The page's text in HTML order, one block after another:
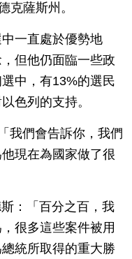
克薩斯州。
一直處於優勢地
但他仍面臨一些政
中，有13%的選民
色列的支持。
我們會告訴你，我們
現在為國家做了很
：「百分之百，我
很多這些案件被用
統所取得的重大勝